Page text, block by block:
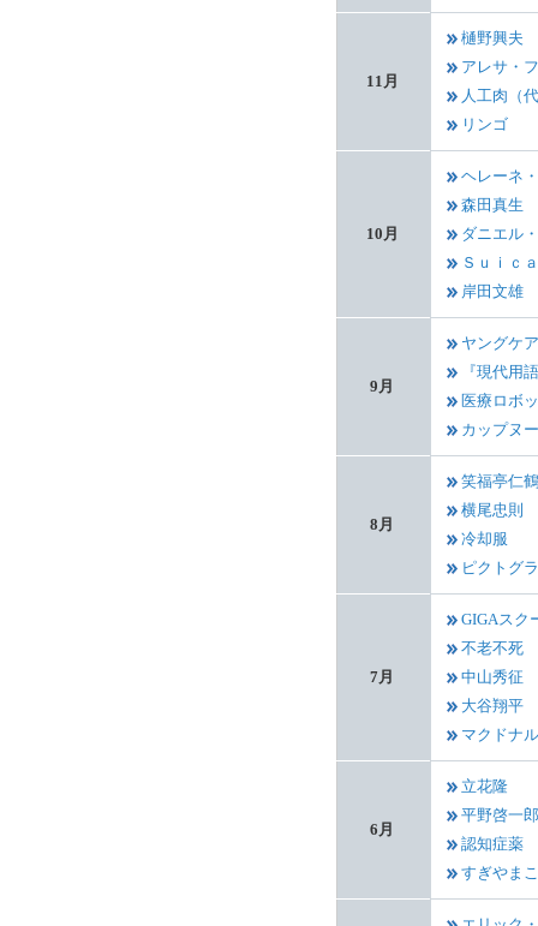
11月
樋野興夫
アレサ・
人工肉（
リンゴ
10月
ヘレーネ
森田真生
ダニエル
Ｓｕｉｃａ
岸田文雄
9月
ヤングケ
『現代用
医療ロボ
カップヌ
8月
笑福亭仁鶴
横尾忠則
冷却服
ピクトグ
7月
GIGAスク
不老不死
中山秀征
大谷翔平
マクドナ
6月
立花隆
平野啓一郎
認知症薬
すぎやま